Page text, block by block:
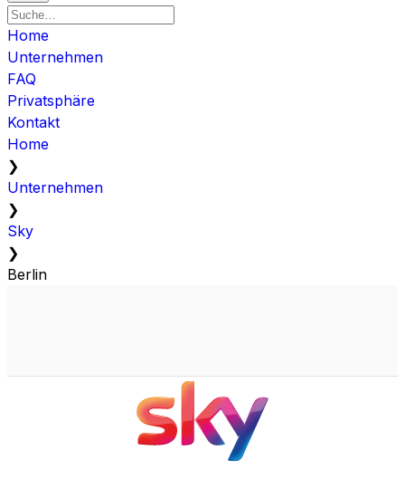
Home
Unternehmen
FAQ
Privatsphäre
Kontakt
Home
❯
Unternehmen
❯
Sky
❯
Berlin